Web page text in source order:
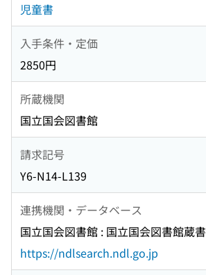
児童書
入手条件・定価
2850円
所蔵機関
国立国会図書館
請求記号
Y6-N14-L139
連携機関・データベース
国立国会図書館 : 国立国会図書館蔵書
https://ndlsearch.ndl.go.jp